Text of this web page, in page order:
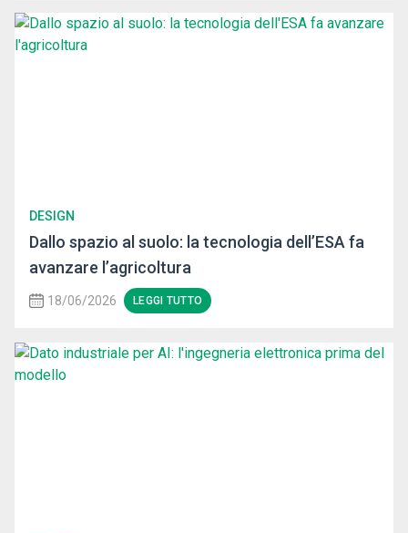
DESIGN
Dallo spazio al suolo: la tecnologia dell’ESA fa
avanzare l’agricoltura
18/06/2026 LEGGI TUTTO